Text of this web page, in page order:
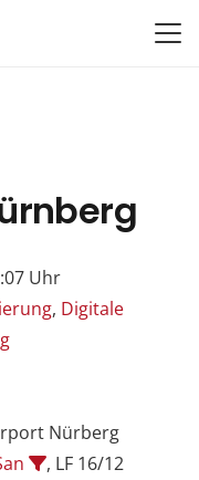
Uhr
, Digitale
Nürberg
, LF 16/12